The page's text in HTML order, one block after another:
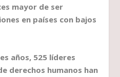
mayor de ser
en países con bajos
525 líderes
derechos humanos han